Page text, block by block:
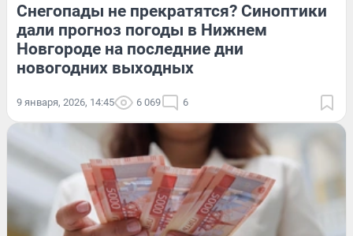
Снегопады не прекратятся? Синоптики
дали прогноз погоды в Нижнем
Новгороде на последние дни
новогодних выходных
9 января, 2026, 14:45 6 069 6